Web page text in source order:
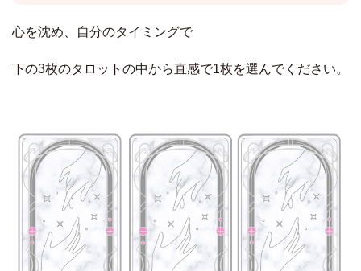
心を沈め、自分のタイミングで
下の3枚のタロットの中から直感で1枚を選んでください。